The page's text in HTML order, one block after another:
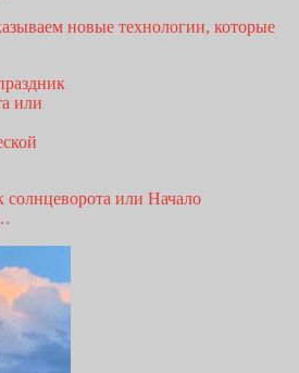
новые технологии, которые
солнцеворота или Начало